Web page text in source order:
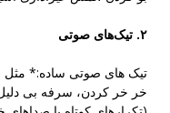
تیک های صوتی ساده:* مثل
خر خر کردن، سرفه بی دلیل،